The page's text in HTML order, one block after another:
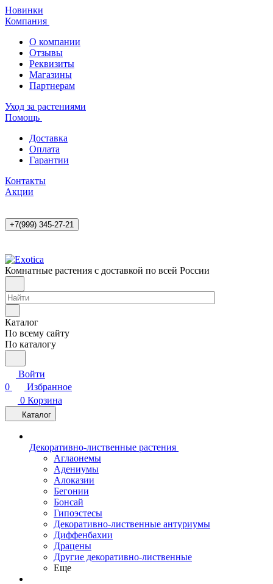
Новинки
Компания
О компании
Отзывы
Реквизиты
Магазины
Партнерам
Уход за растениями
Помощь
Доставка
Оплата
Гарантии
Контакты
Акции
+7(999) 345-27-21
Комнатные растения с доставкой по всей России
Каталог
По всему сайту
По каталогу
Войти
0
Избранное
0 Корзина
Каталог
Декоративно-лиственные растения
Аглаонемы
Адениумы
Алоказии
Бегонии
Бонсай
Гипоэстесы
Декоративно-лиственные антуриумы
Диффенбахии
Драцены
Другие декоративно-лиственные
Еще